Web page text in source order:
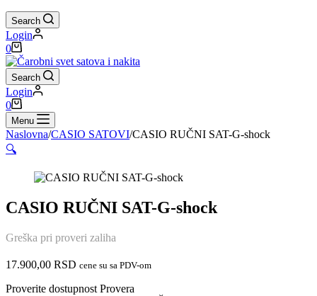
Search
Login
Shopping
cart
0
Search
Login
Shopping
cart
0
Menu
Naslovna/CASIO SATOVI/CASIO RUČNI SAT-G-shock
🔍
CASIO RUČNI SAT-G-shock
Greška pri proveri zaliha
17.900,00 RSD cene su sa PDV-om
Proverite dostupnost Provera